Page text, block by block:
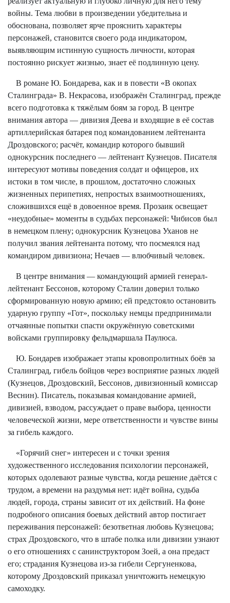
войны. Тема любви в произведении убедительна и
обоснована, позволяет ярче прояснить характеры
персонажей, становится своего рода индикатором,
выявляющим истинную сущность личности, которая
постоянно рискует жизнью, знает её подлинную цену.
В романе Ю. Бондарева, как и в повести «В окопах
Сталинграда» В. Некрасова, изображён Сталинград, прежде
всего подготовка к тяжёлым боям за город. В центре
внимания автора — дивизия Деева и входящие в её состав
артиллерийская батарея под командованием лейтенанта
Дроздовского; расчёт, командир которого бывший
однокурсник последнего — лейтенант Кузнецов. Писателя
интересуют мотивы поведения солдат и офицеров, их
истоки в том числе, в прошлом, достаточно сложных
жизненных перипетиях, непростых взаимоотношениях,
сложившихся ещё в довоенное время. Прозаик освещает
«неудобные» моменты в судьбах персонажей: Чибисов был
в немецком плену; однокурсник Кузнецова Уханов не
получил звания лейтенанта потому, что посмеялся над
командиром дивизиона; Нечаев — влюбчивый человек.
В центре внимания — командующий армией генерал-
лейтенант Бессонов, которому Сталин доверил только
сформированную новую армию; ей предстояло остановить
ударную группу «Гот», поскольку немцы предпринимали
отчаянные попытки спасти окружённую советскими
войсками группировку фельдмаршала Паулюса.
Ю. Бондарев изображает этапы кровопролитных боёв за
Сталинград, гибель бойцов через восприятие разных людей
(Кузнецов, Дроздовский, Бессонов, дивизионный комиссар
Веснин). Писатель, показывая командование армией,
дивизией, взводом, рассуждает о праве выбора, ценности
человеческой жизни, мере ответственности и чувстве вины
за гибель каждого.
«Горячий снег» интересен и с точки зрения
художественного исследования психологии персонажей,
которых одолевают разные чувства, когда решение даётся с
трудом, а времени на раздумья нет: идёт война, судьба
людей, города, страны зависит от их действий. На фоне
подробного описания боевых действий автор постигает
переживания персонажей: безответная любовь Кузнецова;
страх Дроздовского, что в штабе полка или дивизии узнают
о его отношениях с санинструктором Зоей, а она предаст
его; страдания Кузнецова из-за гибели Сергуненкова,
которому Дроздовский приказал уничтожить немецкую
самоходку.